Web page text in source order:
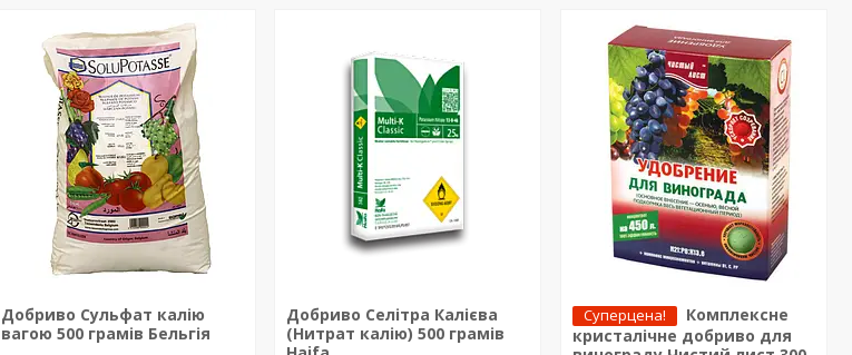
Добриво Сульфат калію
вагою 500 грамів Бельгія
Добриво Селітра Калієва
(Нитрат калію) 500 грамів
Суперцена!
Комплексне
кристалічне добриво для